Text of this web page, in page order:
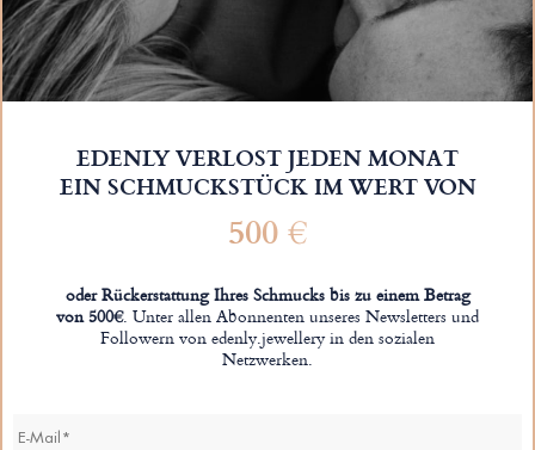
EDENLY VERLOST JEDEN MONAT
EIN SCHMUCKSTÜCK IM WERT VON
500 €
oder Rückerstattung Ihres Schmucks bis zu einem Betrag
von 500€. Unter allen Abonnenten unseres Newsletters und
Followern von edenly.jewellery in den sozialen
Netzwerken.